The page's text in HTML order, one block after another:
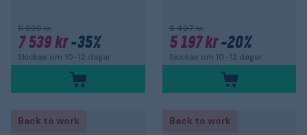
11 599 kr
7 539 kr-35%
Skickas om 10-12 dagar
6 497 kr
5 197 kr-20%
Skickas om 10-12 dagar
Back to work
Back to work